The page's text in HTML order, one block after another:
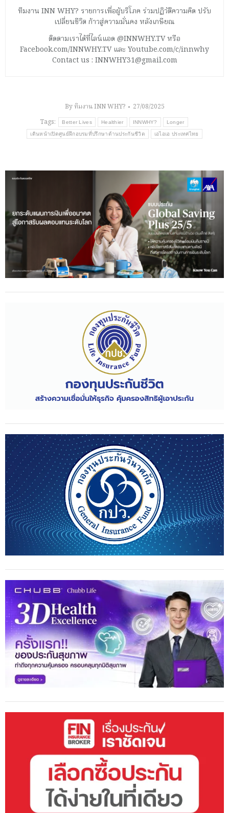
ทีมงาน INN WHY? รายการเพื่อผู้บริโภค ร่วมปฏิวัติความคิด ปรับ
เปลี่ยนชีวิต ก้าวสู่ความมั่นคง หลังเกษียณ
ติดตามเราได้ที่ไลน์แอด @INNWHY.TV หรือ
Facebook.com/INNWHY.TV และ Youtube.com/c/innwhy
Contact us : INNWHY31@gmail.com
Byทีมงาน INN WHY?
27/08/2025
Tags:
Better Lives Healthier INNWHY? Longer
เดินหน้าเปิดศูนย์ฝึกอบรมที่ปรึกษาด้านประกันชีวิต เอไอเอ ประเทศไทย